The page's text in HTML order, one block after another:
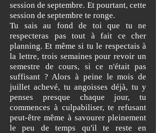
session de septembre. Et pourtant, cette
session de septembre te ronge.
Tu sais au fond de toi que tu ne
respecteras pas tout à fait ce cher
planning. Et même si tu le respectais à
la lettre, trois semaines pour revoir un
semestre de cours, si ce n'était pas
suffisant ? Alors à peine le mois de
juillet achevé, tu angoisses déjà, tu y
penses presque chaque jour, tu
commences à culpabiliser, te refusant
peut-être même à savourer pleinement
le peu de temps qu'il te reste en